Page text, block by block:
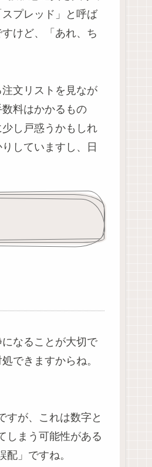
プレッド」と呼ば
けど、「あれ、ち
文リストを見なが
料はかかるもの
し戸惑うかもしれ
していますし、日
なることが大切で
できますからね。
すが、これは数字と
しまう可能性がある
」ですね。